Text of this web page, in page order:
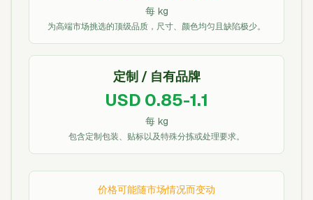
每 kg
为高端市场挑选的顶级品质，尺寸、颜色均匀且缺陷极少。
定制 / 自有品牌
USD 0.85-1.1
每 kg
包含定制包装、贴标以及特殊分拣或处理要求。
价格可能随市场情况而变动